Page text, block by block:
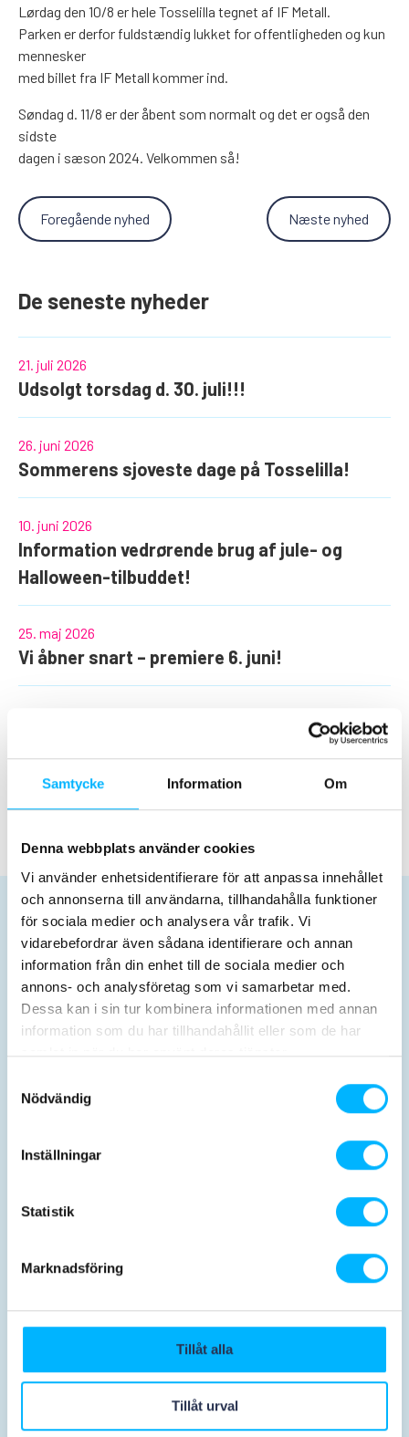
Samtycke Information Om
Denna webbplats använder cookies
Vi använder enhetsidentifierare för att anpassa innehållet
och annonserna till användarna, tillhandahålla funktioner
för sociala medier och analysera vår trafik. Vi
vidarebefordrar även sådana identifierare och annan
information från din enhet till de sociala medier och
annons- och analysföretag som vi samarbetar med.
Dessa kan i sin tur kombinera informationen med annan
information som du har tillhandahållit eller som de har
samlat in när du har använt deras tjänster.
Nödvändig
Inställningar
Statistik
Marknadsföring
Tillåt alla
Tillåt urval
Lørdag den 10/8 er hele Tosselilla tegnet af IF Metall.
Parken er derfor fuldstændig lukket for offentligheden og kun
mennesker
med billet fra IF Metall kommer ind.
Søndag d. 11/8 er der åbent som normalt og det er også den
sidste
dagen i sæson 2024. Velkommen så!
Foregående nyhed Næste nyhed
De seneste nyheder
Udsolgt torsdag d. 30. juli!!!
21. juli 2026
Sommerens sjoveste dage på Tosselilla!
26. juni 2026
Information vedrørende brug af jule- og
Halloween-tilbuddet!
10. juni 2026
Vi åbner snart – premiere 6. juni!
25. maj 2026
Nyhetsarkiv
Planera dit besøg